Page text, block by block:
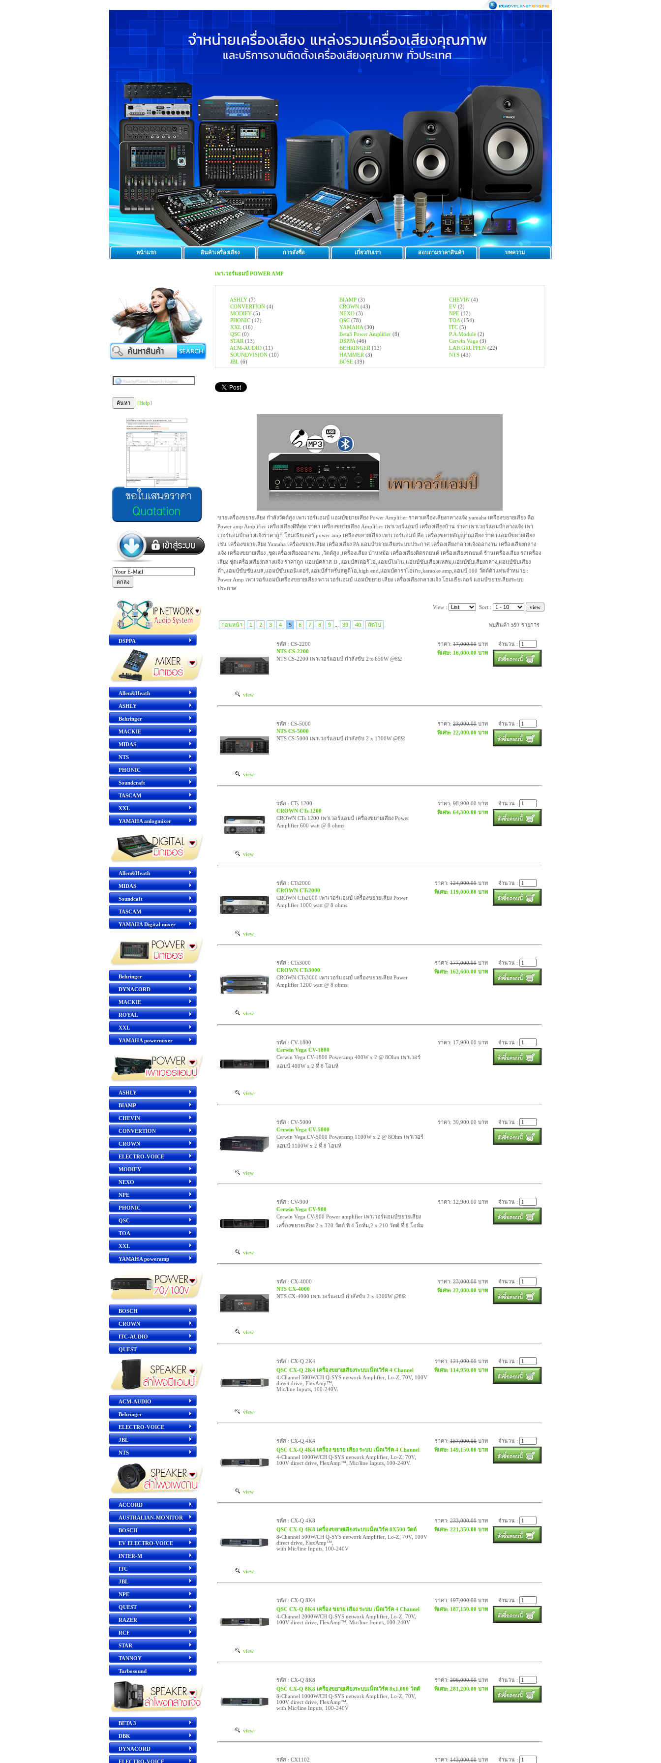
หน้าแรก สินค้าเครื่องเสียง การสั่งซื้อ เกี่ยวกับเรา สอบถามราคาสินค้า บทความ
[Help]
DSPPA
Allen&Heath
ASHLY
Behringer
MACKIE
MIDAS
NTS
PHONIC
Soundcraft
TASCAM
XXL
YAMAHA anlogmixer
Allen&Heath
MIDAS
Soundcaft
TASCAM
YAMAHA Digital mixer
Behringer
DYNACORD
MACKIE
ROYAL
XXL
YAMAHA powermixer
ASHLY
BIAMP
CHEVIN
CONVERTION
CROWN
ELECTRO-VOICE
MODIFY
NEXO
NPE
PHONIC
QSC
TOA
XXL
YAMAHA poweramp
BOSCH
CROWN
ITC-AUDIO
QUEST
ACM-AUDIO
Behringer
ELECTRO-VOICE
JBL
NTS
ACCORD
AUSTRALIAN-MONITOR
BOSCH
EV ELECTRO-VOICE
INTER-M
ITC
JBL
NPE
QUEST
RAZER
RCF
STAR
TANNOY
Turbosound
BETA 3
DBK
DYNACORD
ELECTRO-VOICE
เพาเวอร์แอมป์ POWER AMP
ASHLY (7) BIAMP (3) CHEVIN (4)
CONVERTION (4) CROWN (43) EV (2)
MODIFY (5) NEXO (3) NPE (12)
PHONIC (12) QSC (78) TOA (154)
XXL (16) YAMAHA (30) ITC (5)
QSC (0) Beta3 Power Amplifier (8) P.A.Module (2)
STAR (13) DSPPA (46) Cerwin Vaga (3)
ACM-AUDIO (11) BEHRINGER (13) LAB.GRUPPEN (22)
SOUNDVISION (10) HAMMER (3) NTS (43)
JBL (6) BOSE (39)
ขายเครื่องขยายเสียง กำลังวัตต์สูง เพาเวอร์แอมป์ แอมป์ขยายเสียง Power Amplifier ราคาเครื่องเสียงกลางแจ้ง yamaha เครื่องขยายเสียง คือ
Power amp Amplifier เครื่องเสียงดีที่สุด ราคา เครื่องขยายเสียง Amplifier เพาเวอร์แอมป์ เครื่องเสียงบ้าน ราคาเพาเวอร์แอมป์กลางแจ้ง เพา
เวอร์แอมป์กลางแจ้งราคาถูก โฮมเธียเตอร์ power amp เครื่องขยายเสียง เพาเวอร์แอมป์ คือ เครื่องขยายสัญญาณเสียง ราคาแอมป์ขยายเสียง
เช่น เครื่องขยายเสียง Yamaha เครื่องขยายเสียง เครื่องเสียง PA แอมป์ขยายเสียงระบบประกาศ เครื่องเสียงกลางแจ้งออกงาน เครื่องเสียงกลาง
แจ้ง เครื่องขยายเสียง ,ชุดเครื่องเสียงออกงาน ,วัตต์สูง ,เครื่องเสียง บ้านหม้อ เครื่องเสียงติดรถยนต์ เครื่องเสียงรถยนต์ ร้านเครื่องเสียง รถเครื่อง
เสียง ชุดเครื่องเสียงกลางแจ้ง ราคาถูก แอมป์คลาส D ,แอมป์สเตอริโอ,แอมป์โมโน,แอมป์ขับเสียงแหลม,แอมป์ขับเสียงกลาง,แอมป์ขับเสียง
ต่ำ,แอมป์ขับซับแบส,แอมป์ขับมอนิเตอร์,แอมป์สำหรับสตูดิโอ,high end,แอมป์คาราโอเกะ,karaoke amp,แอมป์ 100 วัตต์ตัวแทนจำหน่าย :
Power Amp เพาเวอร์แอมป์เครื่องขยายเสียง พาวเวอร์แอมป์ แอมป์ขยาย เสียง เครื่องเสียงกลางแจ้ง โฮมเธียเตอร์ แอมป์ขยายเสียงระบบ
ประกาศ
View : Sort :
ก่อนหน้า 1 2 3 4 5 6 7 8 9 39 40 ถัดไป พบสินค้า 597 รายการ
view
รหัส : CS-2200
NTS CS-2200
NTS CS-2200 เพาเวอร์แอมป์ กำลังขับ 2 x 650W @8Ω
ราคา: 17,000.00 บาท
พิเศษ: 16,000.00 บาท
จำนวน :
view
รหัส : CS-5000
NTS CS-5000
NTS CS-5000 เพาเวอร์แอมป์ กำลังขับ 2 x 1300W @8Ω
ราคา: 23,000.00 บาท
พิเศษ: 22,000.00 บาท
จำนวน :
view
รหัส : CTs 1200
CROWN CTs 1200
CROWN CTs 1200 เพาเวอร์แอมป์ เครื่องขยายเสียง Power
Amplifier 600 watt @ 8 ohms
ราคา: 98,900.00 บาท
พิเศษ: 64,300.00 บาท
จำนวน :
view
รหัส : CTs2000
CROWN CTs2000
CROWN CTs2000 เพาเวอร์แอมป์ เครื่องขยายเสียง Power
Amplifier 1000 watt @ 8 ohms
ราคา: 124,900.00 บาท
พิเศษ: 119,000.00 บาท
จำนวน :
view
รหัส : CTs3000
CROWN CTs3000
CROWN CTs3000 เพาเวอร์แอมป์ เครื่องขยายเสียง Power
Amplifier 1200 watt @ 8 ohms
ราคา: 177,000.00 บาท
พิเศษ: 162,600.00 บาท
จำนวน :
view
รหัส : CV-1800
Cerwin Vega CV-1800
Cerwin Vega CV-1800 Poweramp 400W x 2 @ 8Ohm เพาเวอร์
แอมป์ 400W x 2 ที่ 8 โอมห์
ราคา: 17,900.00 บาท จำนวน :
view
รหัส : CV-5000
Cerwin Vega CV-5000
Cerwin Vega CV-5000 Poweramp 1100W x 2 @ 8Ohm เพาเวอร์
แอมป์ 1100W x 2 ที่ 8 โอมห์
ราคา: 39,900.00 บาท จำนวน :
view
รหัส : CV-900
Cerwin Vega CV-900
Cerwin Vega CV-900 Power amplifier เพาเวอร์แอมป์ขยายเสียง
เครื่องขยายเสียง 2 x 320 วัตต์ ที่ 4 โอห์ม,2 x 210 วัตต์ ที่ 8 โอห์ม
ราคา: 12,900.00 บาท จำนวน :
view
รหัส : CX-4000
NTS CX-4000
NTS CX-4000 เพาเวอร์แอมป์ กำลังขับ 2 x 1300W @8Ω
ราคา: 23,000.00 บาท
พิเศษ: 22,000.00 บาท
จำนวน :
view
รหัส : CX-Q 2K4
QSC CX-Q 2K4 เครื่องขยายเสียงระบบเน็ตเวิร์ค 4 Channel
4-Channel 500W/CH Q-SYS network Amplifier, Lo-Z, 70V, 100V
direct drive, FlexAmp™,
Mic/line Inputs, 100-240V.
ราคา: 121,000.00 บาท
พิเศษ: 114,950.00 บาท
จำนวน :
view
รหัส : CX-Q 4K4
QSC CX-Q 4K4 เครื่อง ขยาย เสียง ระบบ เน็ตเวิร์ค 4 Channel
4-Channel 1000W/CH Q-SYS network Amplifier, Lo-Z, 70V,
100V direct drive, FlexAmp™, Mic/line Inputs, 100-240V.
ราคา: 157,000.00 บาท
พิเศษ: 149,150.00 บาท
จำนวน :
view
รหัส : CX-Q 4K8
QSC CX-Q 4K8 เครื่องขยายเสียงระบบเน็ตเวิร์ค 8X500 วัตต์
8-Channel 500W/CH Q-SYS network Amplifier, Lo-Z, 70V, 100V
direct drive, FlexAmp™,
with Mic/line Inputs, 100-240V
ราคา: 233,000.00 บาท
พิเศษ: 221,350.00 บาท
จำนวน :
view
รหัส : CX-Q 8K4
QSC CX-Q 8K4 เครื่อง ขยาย เสียง ระบบ เน็ตเวิร์ค 4 Channel
4-Channel 2000W/CH Q-SYS network Amplifier, Lo-Z, 70V,
100V direct drive, FlexAmp™, Mic/line Inputs, 100-240V
ราคา: 197,000.00 บาท
พิเศษ: 187,150.00 บาท
จำนวน :
view
รหัส : CX-Q 8K8
QSC CX-Q 8K8 เครื่องขยายเสียงระบบเน็ตเวิร์ค 8x1,000 วัตต์
8-Channel 1000W/CH Q-SYS network Amplifier, Lo-Z, 70V,
100V direct drive, FlexAmp™,
with Mic/line Inputs, 100-240V
ราคา: 296,000.00 บาท
พิเศษ: 281,200.00 บาท
จำนวน :
รหัส : CX1102 ราคา: 143,000.00 บาท จำนวน :